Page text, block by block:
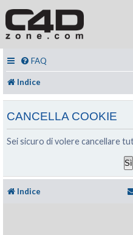
FAQ
Indice
CANCELLA COOKIE
Sei sicuro di volere cancellare
Indice